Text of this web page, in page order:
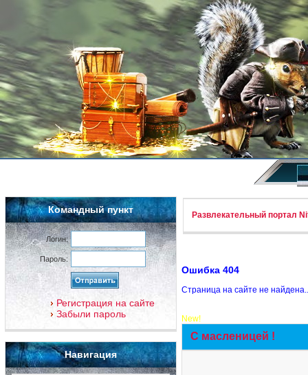
Командный пункт
Логин:
Пароль:
Регистрация на сайте
Забыли пароль
Навигация
Развлекательный портал
Ошибка 404
Страница на сайте не
New!
С масленицей !